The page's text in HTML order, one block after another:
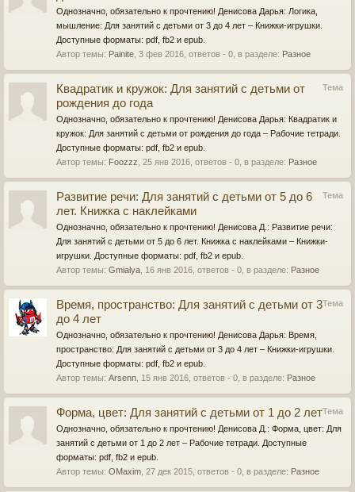
Однозначно, обязательно к прочтению! Денисова Дарья: Логика,
мышление: Для занятий с детьми от 3 до 4 лет – Книжки-игрушки.
Доступные форматы: pdf, fb2 и epub.
Автор темы: Painite 3 фев 2016 , ответов - 0, в разделе: Разное
Тема
Квадратик и кружок: Для занятий с детьми от
рождения до года
Однозначно, обязательно к прочтению! Денисова Дарья: Квадратик и
кружок: Для занятий с детьми от рождения до года – Рабочие тетради.
Доступные форматы: pdf, fb2 и epub.
Автор темы: Foozzz 25 янв 2016 , ответов - 0, в разделе: Разное
Тема
Развитие речи: Для занятий с детьми от 5 до 6
лет. Книжка с наклейками
Однозначно, обязательно к прочтению! Денисова Д.: Развитие речи:
Для занятий с детьми от 5 до 6 лет. Книжка с наклейками – Книжки-
игрушки. Доступные форматы: pdf, fb2 и epub.
Автор темы: Gmialya 16 янв 2016 , ответов - 0, в разделе: Разное
Тема
Время, пространство: Для занятий с детьми от 3
до 4 лет
Однозначно, обязательно к прочтению! Денисова Дарья: Время,
пространство: Для занятий с детьми от 3 до 4 лет – Книжки-игрушки.
Доступные форматы: pdf, fb2 и epub.
Автор темы: Arsenn 15 янв 2016 , ответов - 0, в разделе: Разное
Тема
Форма, цвет: Для занятий с детьми от 1 до 2 лет
Однозначно, обязательно к прочтению! Денисова Д.: Форма, цвет: Для
занятий с детьми от 1 до 2 лет – Рабочие тетради. Доступные
форматы: pdf, fb2 и epub.
Автор темы: OMaxim 27 дек 2015 , ответов - 0, в разделе: Разное